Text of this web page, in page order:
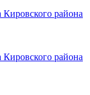
района
района